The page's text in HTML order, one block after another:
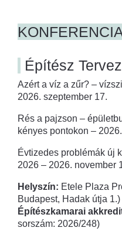
Építész
Azért a víz a zűr? –
2026. szeptember 17.
Rés a pajzson –
kényes pontokon –
Évtizedes problémák új
2026 – 2026. november
Helyszín: Etele Plaza
Budapest, Hadak útja 1.)
Építészkamarai
sorszám: 2026/248)